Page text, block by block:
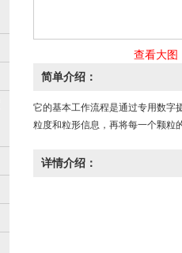
查看大图
简单介绍：
它的基本工作流程是通过专用数字
粒度和粒形信息，再将每一个颗粒
详情介绍：